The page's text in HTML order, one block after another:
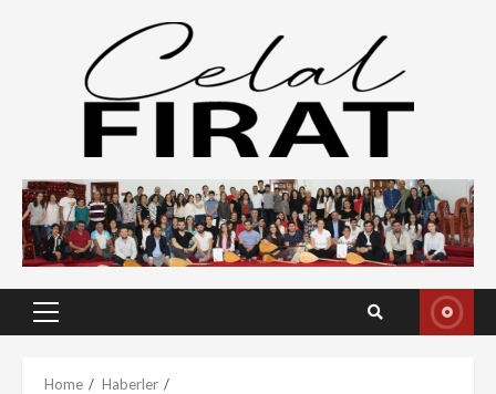
Primary
Home
Haberler